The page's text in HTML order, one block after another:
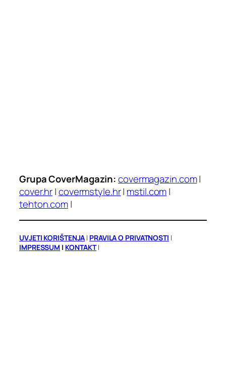
Grupa CoverMagazin:covermagazin.com|
cover.hr|covermstyle.hr| mstil.com|
tehton.com|
UVJETI KORIŠTENJA | PRAVILA O PRIVATNOSTI |
IMPRESSUM | KONTAKT|